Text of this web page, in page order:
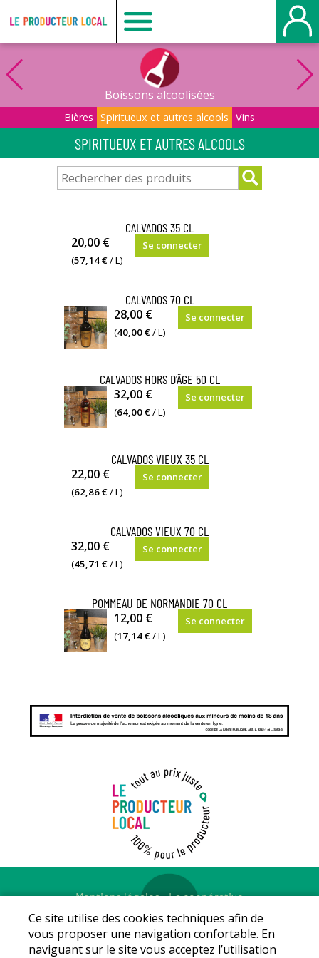
Le
producteur
local
-
Le
Havre
Boissons alcoolisées
Bières Spiritueux et autres alcools Vins
SPIRITUEUX ET AUTRES ALCOOLS
CALVADOS 35 CL
42%
vol.
20,00 €
(57,14 €/ L)
Se connecter
CALVADOS 70 CL
42%
vol.
28,00 €
(40,00 €/ L)
Se connecter
CALVADOS HORS D'ÂGE 50 CL
42%
vol.
32,00 €
(64,00 €/ L)
Se connecter
CALVADOS VIEUX 35 CL
42%
vol.
22,00 €
(62,86 €/ L)
Se connecter
CALVADOS VIEUX 70 CL
42%
vol.
32,00 €
(45,71 €/ L)
Se connecter
POMMEAU DE NORMANDIE 70 CL
16,5%
vol.
12,00 €
(17,14 €/ L)
Se connecter
Mentions légales-La coopérative
© Copyright 2026 - LE PRODUCTEUR LOCAL - Tous droits
réservés - Conception :Sarl Dynapse
Ce site utilise des cookies techniques afin de
vous proposer une navigation confortable. En
naviguant sur le site vous acceptez l’utilisation